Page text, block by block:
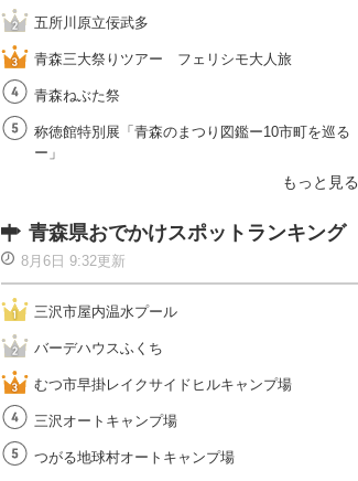
五所川原立佞武多
青森三大祭りツアー フェリシモ大人旅
青森ねぶた祭
称徳館特別展「青森のまつり図鑑ー10市町を巡る
ー」
もっと見る
青森県おでかけスポットランキング
8月6日 9:32更新
三沢市屋内温水プール
バーデハウスふくち
むつ市早掛レイクサイドヒルキャンプ場
三沢オートキャンプ場
つがる地球村オートキャンプ場